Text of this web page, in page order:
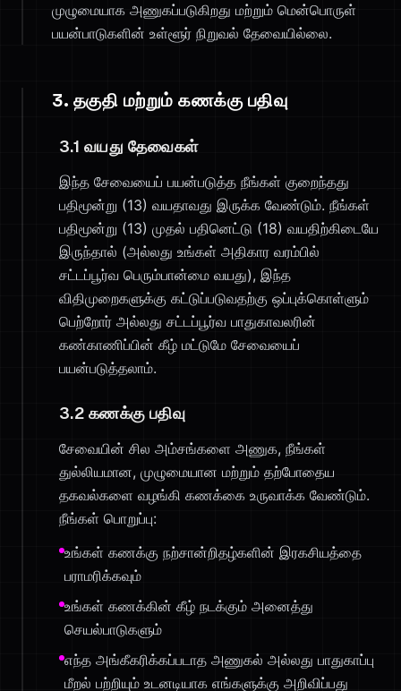
முழுமையாக அணுகப்படுகிறது மற்றும் மென்பொருள்
பயன்பாடுகளின் உள்ளூர் நிறுவல் தேவையில்லை.
3. தகுதி மற்றும் கணக்கு பதிவு
3.1 வயது தேவைகள்
இந்த சேவையைப் பயன்படுத்த நீங்கள் குறைந்தது
பதிமூன்று (13) வயதாவது இருக்க வேண்டும். நீங்கள்
பதிமூன்று (13) முதல் பதினெட்டு (18) வயதிற்கிடையே
இருந்தால் (அல்லது உங்கள் அதிகார வரம்பில்
சட்டப்பூர்வ பெரும்பான்மை வயது), இந்த
விதிமுறைகளுக்கு கட்டுப்படுவதற்கு ஒப்புக்கொள்ளும்
பெற்றோர் அல்லது சட்டப்பூர்வ பாதுகாவலரின்
கண்காணிப்பின் கீழ் மட்டுமே சேவையைப்
பயன்படுத்தலாம்.
3.2 கணக்கு பதிவு
சேவையின் சில அம்சங்களை அணுக, நீங்கள்
துல்லியமான, முழுமையான மற்றும் தற்போதைய
தகவல்களை வழங்கி கணக்கை உருவாக்க வேண்டும்.
நீங்கள் பொறுப்பு:
உங்கள் கணக்கு நற்சான்றிதழ்களின் இரகசியத்தை
பராமரிக்கவும்
உங்கள் கணக்கின் கீழ் நடக்கும் அனைத்து
செயல்பாடுகளும்
எந்த அங்கீகரிக்கப்படாத அணுகல் அல்லது பாதுகாப்பு
மீறல் பற்றியும் உடனடியாக எங்களுக்கு அறிவிப்பது